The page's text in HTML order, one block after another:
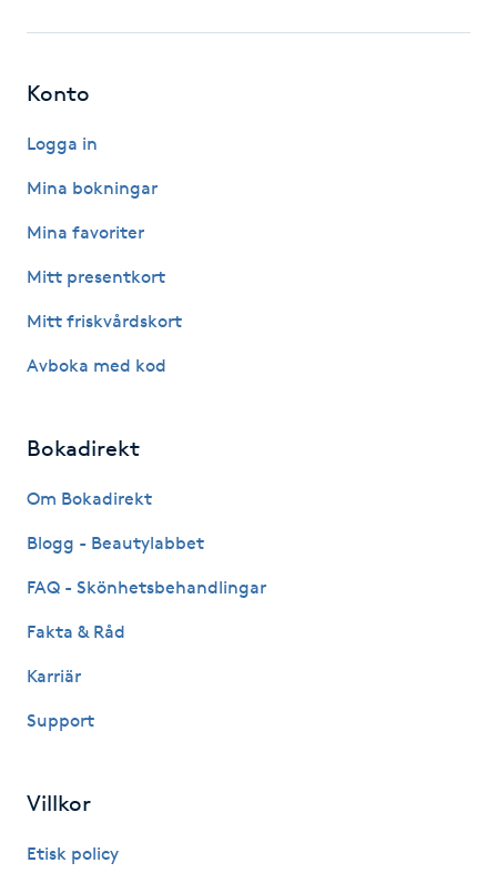
Massage
Medial vägledning
Meditation
Melasma
MicroPen
Microshading
Nagelförlängning
Nagelförlängning akryl
Konto
Logga in
Mina bokningar
Mina favoriter
Mitt presentkort
Mitt friskvårdskort
Avboka med kod
Bokadirekt
Om Bokadirekt
Blogg - Beautylabbet
FAQ - Skönhetsbehandlingar
Fakta & Råd
Karriär
Support
Villkor
Etisk policy